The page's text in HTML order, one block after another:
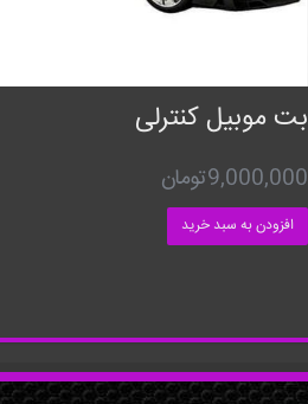
بت موبیل کنترلی
9,000,000تومان
افزودن به سبد خرید